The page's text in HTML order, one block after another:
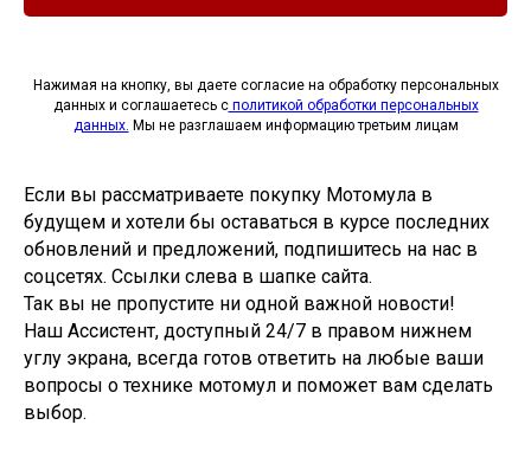
Нажимая на кнопку, вы даете согласие на обработку персональных
данных и соглашаетесь cполитикой обработки персональных
данных. Мы не разглашаем информацию третьим лицам
Если вы рассматриваете покупку Мотомула в
будущем и хотели бы оставаться в курсе последних
обновлений и предложений, подпишитесь на нас в
соцсетях. Ссылки слева в шапке сайта.
Так вы не пропустите ни одной важной новости!
Наш Ассистент, доступный 24/7 в правом нижнем
углу экрана, всегда готов ответить на любые ваши
вопросы о технике мотомул и поможет вам сделать
выбор.